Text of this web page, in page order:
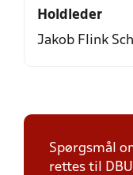
Holdleder
Jakob Flink
Spørgsmål
rettes til